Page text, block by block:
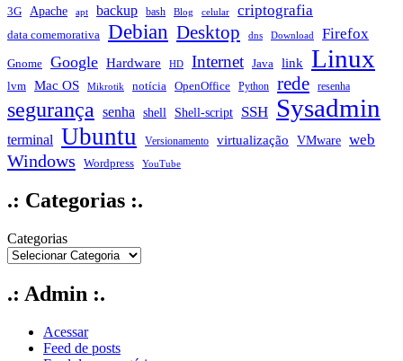
3G Apache apt backup bash Blog celular criptografia
data comemorativa Debian Desktop dns Download Firefox
Gnome Google Hardware HD Internet Java link Linux
lvm Mac OS Mikrotik notícia OpenOffice Python rede resenha
segurança senha shell Shell-script SSH Sysadmin
terminal Ubuntu Versionamento virtualização VMware web
Windows Wordpress YouTube
.: Categorias :.
Categorias
.: Admin :.
Acessar
Feed de posts